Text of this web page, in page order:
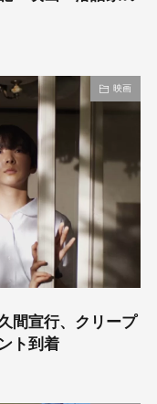
映画
間宣行、クリープ
ト到着